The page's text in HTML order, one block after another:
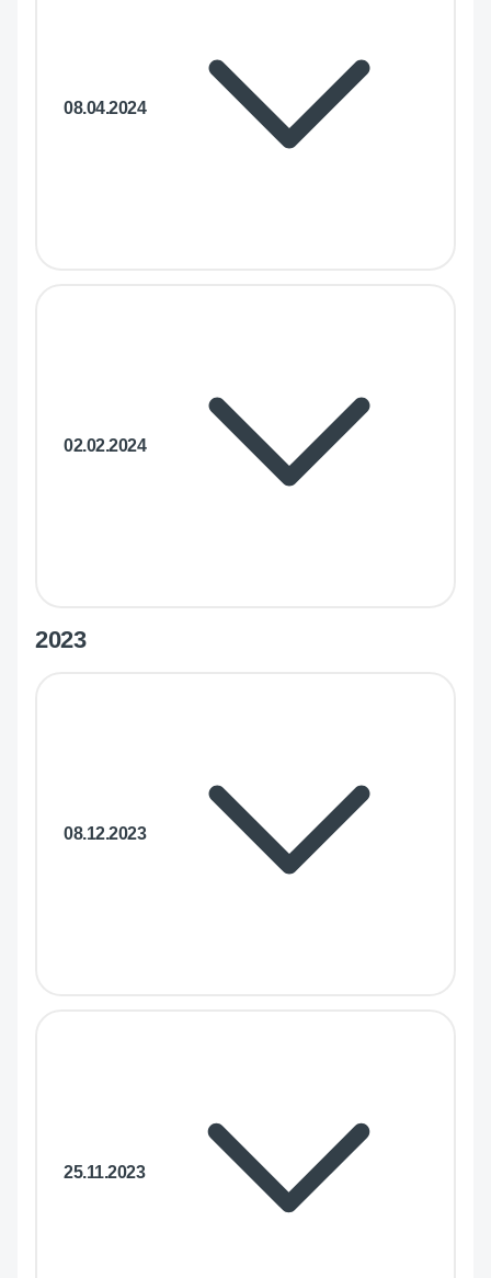
08.04.2024
02.02.2024
2023
08.12.2023
25.11.2023